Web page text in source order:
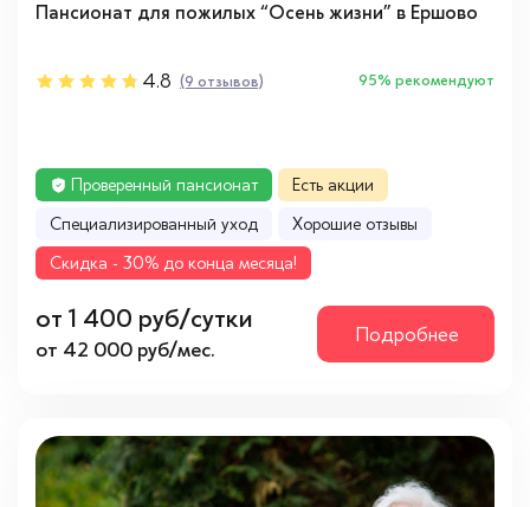
Пансионат для пожилых “Осень жизни” в Ершово
4.8 (9 отзывов) 95% рекомендуют
Проверенный пансионат
Есть акции
Cпециализированный уход
Хорошие отзывы
Cкидка - 30% до конца месяца!
от 1 400 руб/сутки
от 42 000 руб/мес.
Подробнее